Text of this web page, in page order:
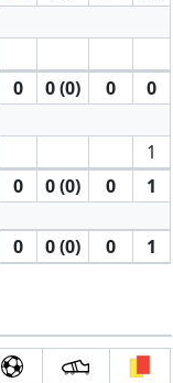
0 0 (0) 0 0
1
0 0 (0) 0 1
0 0 (0) 0 1